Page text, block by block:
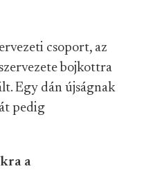
csoport, az
bojkottra
Egy dán újságnak
pedig
a